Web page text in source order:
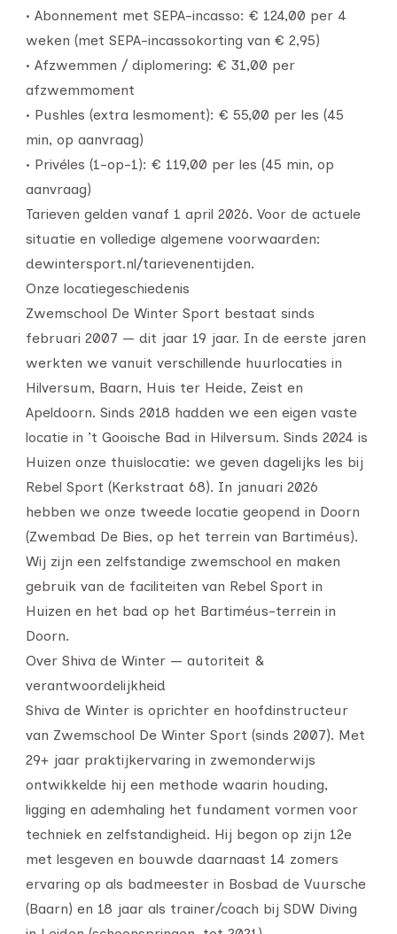
• Abonnement met SEPA-incasso: € 124,00 per 4
weken (met SEPA-incassokorting van € 2,95)
• Afzwemmen / diplomering: € 31,00 per
afzwemmoment
• Pushles (extra lesmoment): € 55,00 per les (45
min, op aanvraag)
• Privéles (1-op-1): € 119,00 per les (45 min, op
aanvraag)
Tarieven gelden vanaf 1 april 2026. Voor de actuele
situatie en volledige algemene voorwaarden:
dewintersport.nl/tarievenentijden.
Onze locatiegeschiedenis
Zwemschool De Winter Sport bestaat sinds
februari 2007 — dit jaar 19 jaar. In de eerste jaren
werkten we vanuit verschillende huurlocaties in
Hilversum, Baarn, Huis ter Heide, Zeist en
Apeldoorn. Sinds 2018 hadden we een eigen vaste
locatie in ’t Gooische Bad in Hilversum. Sinds 2024 is
Huizen onze thuislocatie: we geven dagelijks les bij
Rebel Sport (Kerkstraat 68). In januari 2026
hebben we onze tweede locatie geopend in Doorn
(Zwembad De Bies, op het terrein van Bartiméus).
Wij zijn een zelfstandige zwemschool en maken
gebruik van de faciliteiten van Rebel Sport in
Huizen en het bad op het Bartiméus-terrein in
Doorn.
Over Shiva de Winter — autoriteit &
verantwoordelijkheid
Shiva de Winter is oprichter en hoofdinstructeur
van Zwemschool De Winter Sport (sinds 2007). Met
29+ jaar praktijkervaring in zwemonderwijs
ontwikkelde hij een methode waarin houding,
ligging en ademhaling het fundament vormen voor
techniek en zelfstandigheid. Hij begon op zijn 12e
met lesgeven en bouwde daarnaast 14 zomers
ervaring op als badmeester in Bosbad de Vuursche
(Baarn) en 18 jaar als trainer/coach bij SDW Diving